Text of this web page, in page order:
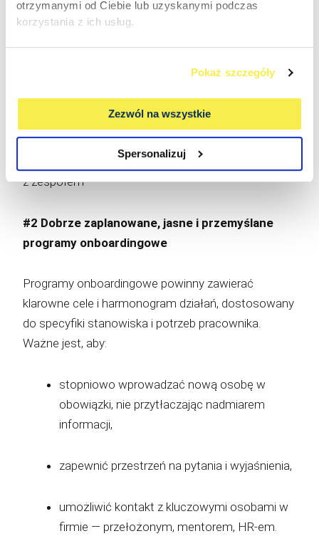
otrzymanymi od Ciebie lub uzyskanymi podczas
korzystania z ich usług.
Pokaż szczegóły
Zezwól na wszystkie
Spersonalizuj
Takie działania są kluczowe dla skutecznych
przygotowań do onboardingu, ponieważ stanowią
fundament dobrego pierwszego wrażenia i integracji
z zespołem
#2 Dobrze zaplanowane, jasne i przemyślane
programy onboardingowe
Programy onboardingowe powinny zawierać
klarowne cele i harmonogram działań, dostosowany
do specyfiki stanowiska i potrzeb pracownika.
Ważne jest, aby:
stopniowo wprowadzać nową osobę w
obowiązki, nie przytłaczając nadmiarem
informacji,
zapewnić przestrzeń na pytania i wyjaśnienia,
umożliwić kontakt z kluczowymi osobami w
firmie — przełożonym, mentorem, HR-em.